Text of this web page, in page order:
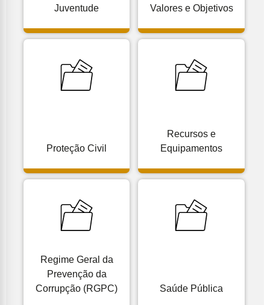
Juventude
Valores e Objetivos
Proteção Civil
Recursos e
Equipamentos
Regime Geral da
Prevenção da
Corrupção (RGPC)
Saúde Pública